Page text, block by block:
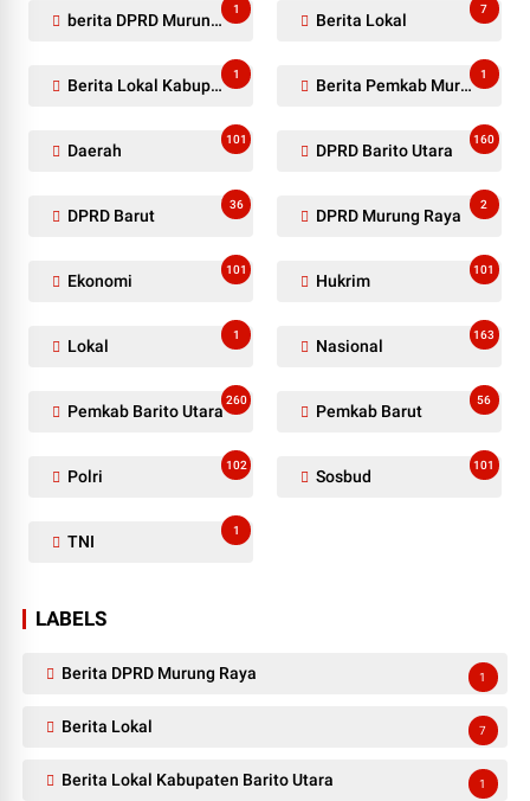
berita DPRD Murung Raya
1
Berita Lokal
7
Berita Lokal Kabupaten Barito Utara
1
Berita Pemkab Murung Raya
1
Daerah
101
DPRD Barito Utara
160
DPRD Barut
36
DPRD Murung Raya
2
Ekonomi
101
Hukrim
101
Lokal
1
Nasional
163
Pemkab Barito Utara
260
Pemkab Barut
56
Polri
102
Sosbud
101
TNI
1
LABELS
Berita DPRD Murung Raya 1
Berita Lokal 7
Berita Lokal Kabupaten Barito Utara 1